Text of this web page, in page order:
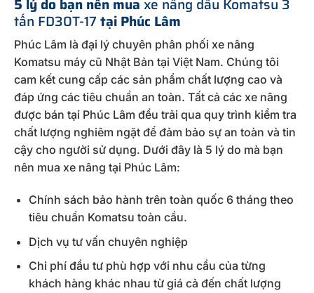
tấn FD30T-17 tại Phúc Lâm
Phúc Lâm là đại lý chuyên phân phối xe nâng
Komatsu máy cũ Nhật Bản tại Việt Nam. Chúng tôi
cam kết cung cấp các sản phẩm chất lượng cao và
đáp ứng các tiêu chuẩn an toàn. Tất cả các xe nâng
được bán tại Phúc Lâm đều trải qua quy trình kiểm tra
chất lượng nghiêm ngặt để đảm bảo sự an toàn và tin
cậy cho người sử dụng. Dưới đây là 5 lý do mà bạn
nên mua xe nâng tại Phúc Lâm:
Chính sách bảo hành trên toàn quốc 6 tháng theo
tiêu chuẩn Komatsu toàn cầu.
Dịch vụ tư vấn chuyên nghiệp
Chi phí đầu tư phù hợp với nhu cầu của từng
khách hàng khác nhau từ giá cả đến chất lượng